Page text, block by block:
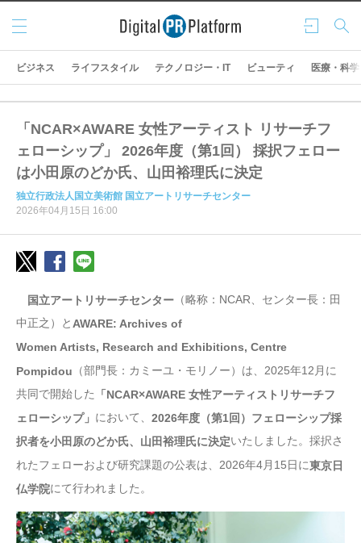
ログ
イン
検索
メニ
ュー
ビジネス ライフスタイル テクノロジー・IT ビューティ 医療・科学
「NCAR×AWARE 女性アーティスト リサーチフ
ェローシップ」 2026年度（第1回） 採択フェロー
は小田原のどか氏、山田裕理氏に決定
独立行政法人国立美術館 国立アートリサーチセンター
2026年04月15日 16:00
国立アートリサーチセンター （略称：NCAR、センター長：田
中正之）とAWARE: Archives of
Women Artists, Research and Exhibitions, Centre
Pompidou （部門長：カミーユ・モリノー）は、2025年12月に
共同で開始した
「NCAR×AWARE 女性アーティストリサーチフ
ェローシップ」 において、 2026年度（第1回）フェローシップ採
択者を小田原のどか氏、山田裕理氏に決定いたしました。採択さ
れたフェローおよび研究課題の公表は、2026年4月15日に東京日
仏学院にて行われました。